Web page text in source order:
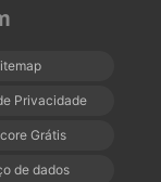
Privacidade
Grátis
de dados